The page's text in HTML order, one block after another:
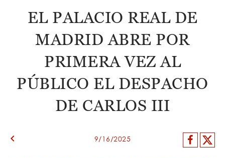
COLECCIONES
APRENDE
NOSOTROS
TRANSPARENCIA
ENTRADAS
EL PALACIO REAL DE
MADRID ABRE POR
PRIMERA VEZ AL
PÚBLICO EL DESPACHO
DE CARLOS III
keyboard_arrow_left 9/16/2025